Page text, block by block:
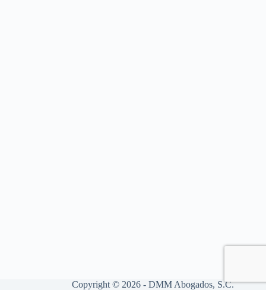
Copyright © 2026 - DMM Abogados, S.C.